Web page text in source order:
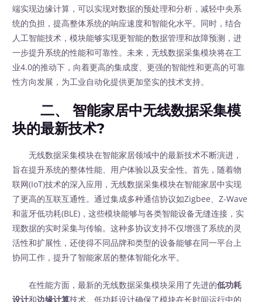
端实现边缘计算，可以实现对数据的预处理和分析，减轻中央系
统的负担，提高整体系统的响应速度和智能化水平。同时，结合
人工智能技术，模块能够实现更智能的数据管理和故障预测，进
一步提升系统的性能和可靠性。未来，无线数据采集模块将在工
业4.0的推动下，向着更高的集成度、更强的智能性和更高的可靠
性方向发展，为工业自动化提供更加坚实的技术支持。
二、 智能家居中无线数据采集模
块的最新技术?
无线数据采集模块在智能家居领域中的最新技术不断演进，
旨在提升系统的整体性能、用户体验以及安全性。首先，随着物
联网(IoT)技术的深入应用，无线数据采集模块在智能家居中实现
了更高的互联互通性。通过集成多种通信协议如Zigbee、Z-Wave
和蓝牙低功耗(BLE)，这些模块能够与各类智能设备无缝连接，实
现数据的实时采集与传输。这种多协议支持不仅增强了系统的灵
活性和扩展性，还使得不同品牌和类型的设备能够在同一平台上
协同工作，提升了智能家居的整体智能化水平。
在性能方面，最新的无线数据采集模块采用了先进的低功耗
设计和边缘计算技术。低功耗设计确保了模块在长时间运行中的